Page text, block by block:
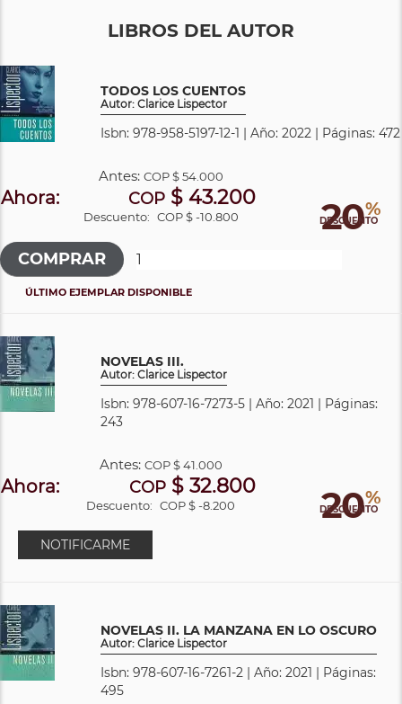
LIBROS DEL AUTOR
TODOS LOS CUENTOS
Autor: Clarice Lispector
Isbn: 978-958-5197-12-1 | Año: 2022 | Páginas: 472
20%
DESCUENTO
Antes: COP$ 54.000
Ahora: COP $ 43.200
Descuento: COP $ -10.800
ÚLTIMO EJEMPLAR DISPONIBLE
NOVELAS III.
Autor: Clarice Lispector
Isbn: 978-607-16-7273-5 | Año: 2021 | Páginas:
243
20%
DESCUENTO
Antes: COP$ 41.000
Ahora: COP$ 32.800
Descuento: COP $ -8.200
NOTIFICARME
NOVELAS II. LA MANZANA EN LO OSCURO
Autor: Clarice Lispector
Isbn: 978-607-16-7261-2 | Año: 2021 | Páginas:
495